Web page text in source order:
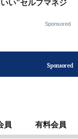
い”セルフマネジ
Sponsored
Sponsored
員 有料会員